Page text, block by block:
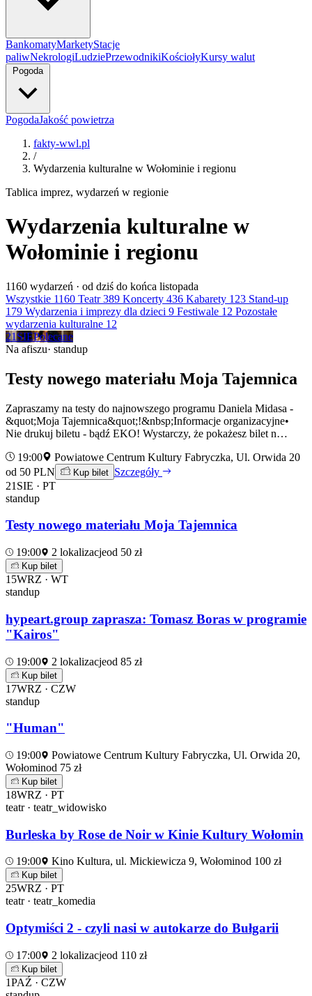
BankomatyMarketyStacje
paliwNekrologiLudziePrzewodnikiKościołyKursy walut
Pogoda
PogodaJakość powietrza
fakty-wwl.pl
/
Wydarzenia kulturalne w Wołominie i regionu
Tablica imprez, wydarzeń w regionie
Wydarzenia kulturalne w
Wołominie i regionu
1160 wydarzeń · od dziś do końca listopada
Wszystkie 1160 Teatr389 Koncerty 436 Kabarety 123 Stand-up
179 Wydarzenia i imprezy dla dzieci 9 Festiwale 12 Pozostałe
wydarzenia kulturalne 12
21 SIEPolecane
Na afiszu· standup
Testy nowego materiału Moja Tajemnica
Zapraszamy na testy do najnowszego programu Daniela Midasa -
&quot;Moja Tajemnica&quot;!&nbsp;Informacje organizacyjne•
Nie drukuj biletu - bądź EKO! Wystarczy, że pokażesz bilet n…
19:00
Powiatowe Centrum Kultury Fabryczka, Ul. Orwida 20
od 50 PLN
Kup bilet Szczegóły
21 SIE · PT
standup
Testy nowego materiału Moja Tajemnica
19:00 2 lokalizacjeod 50 zł
Kup bilet
15WRZ · WT
standup
hypeart.group zaprasza: Tomasz Boras w programie
"Kairos"
19:00 2 lokalizacjeod 85 zł
Kup bilet
17WRZ · CZW
standup
"Human"
19:00
Powiatowe Centrum Kultury Fabryczka, Ul. Orwida 20,
Wołominod 75 zł
Kup bilet
18WRZ · PT
teatr · teatr_widowisko
Burleska by Rose de Noir w Kinie Kultury Wołomin
19:00 Kino Kultura, ul. Mickiewicza 9, Wołominod 100 zł
Kup bilet
25WRZ · PT
teatr · teatr_komedia
Optymiści 2 - czyli nasi w autokarze do Bułgarii
17:00 2 lokalizacjeod 110 zł
Kup bilet
1PAŹ · CZW